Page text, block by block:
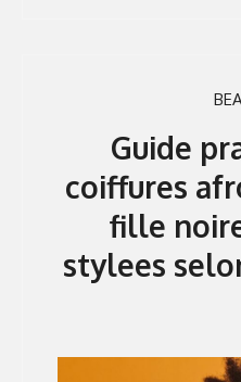
Guide
coiffures
fille
stylees